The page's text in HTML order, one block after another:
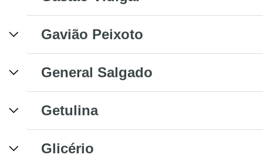
Gavião Peixoto
General Salgado
Getulina
Glicério